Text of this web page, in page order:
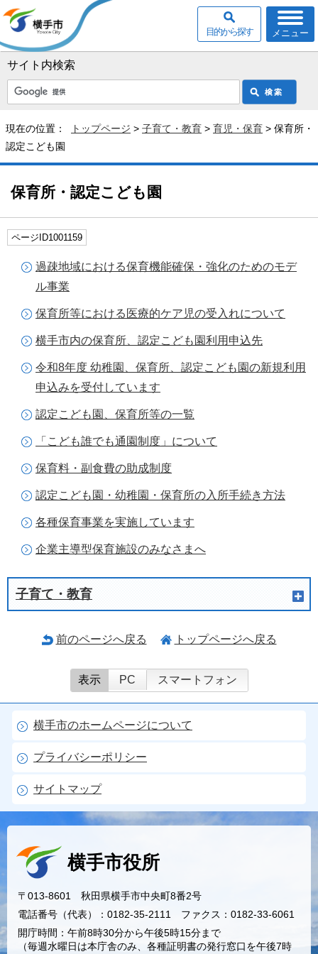
サイト内検索
メニュー
目的から探す
現在の位置： トップページ > 子育て・教育 > 育児・保育 > 保育所・
認定こども園
保育所・認定こども園
ページID1001159
過疎地域における保育機能確保・強化のためのモデ
ル事業
保育所等における医療的ケア児の受入れについて
横手市内の保育所、認定こども園利用申込先
令和8年度 幼稚園、保育所、認定こども園の新規利用
申込みを受付しています
認定こども園、保育所等の一覧
「こども誰でも通園制度」について
保育料・副食費の助成制度
認定こども園・幼稚園・保育所の入所手続き方法
各種保育事業を実施しています
企業主導型保育施設のみなさまへ
子育て・教育
前のページへ戻る トップページへ戻る
表示 PC スマートフォン
横手市のホームページについて
プライバシーポリシー
サイトマップ
横手市役所
〒013-8601 秋田県横手市中央町8番2号
電話番号（代表）：0182-35-2111 ファクス：0182-33-6061
開庁時間：午前8時30分から午後5時15分まで
（毎週水曜日は本庁舎のみ、各種証明書の発行窓口を午後7時